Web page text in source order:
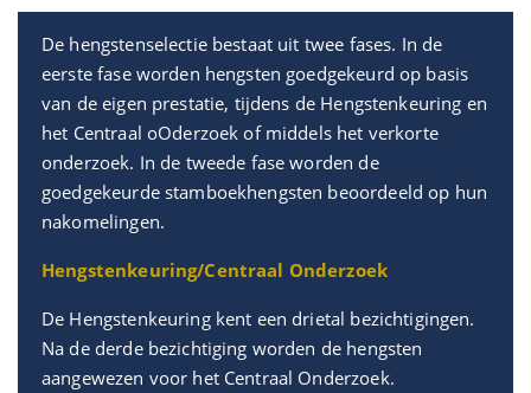
De hengstenselectie bestaat uit twee fases. In de
eerste fase worden hengsten goedgekeurd op basis
van de eigen prestatie, tijdens de Hengstenkeuring en
het Centraal oOderzoek of middels het verkorte
onderzoek. In de tweede fase worden de
goedgekeurde stamboekhengsten beoordeeld op hun
nakomelingen.
Hengstenkeuring/Centraal Onderzoek
De Hengstenkeuring kent een drietal bezichtigingen.
Na de derde bezichtiging worden de hengsten
aangewezen voor het Centraal Onderzoek.